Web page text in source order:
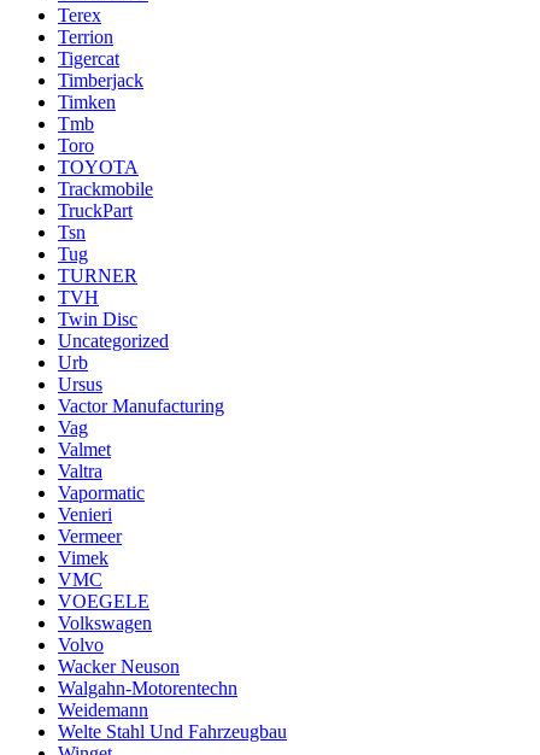
Terex
Terrion
Tigercat
Timberjack
Timken
Tmb
Toro
TOYOTA
Trackmobile
TruckPart
Tsn
Tug
TURNER
TVH
Twin Disc
Uncategorized
Urb
Ursus
Vactor Manufacturing
Vag
Valmet
Valtra
Vapormatic
Venieri
Vermeer
Vimek
VMC
VOEGELE
Volkswagen
Volvo
Wacker Neuson
Walgahn-Motorentechn
Weidemann
Welte Stahl Und Fahrzeugbau